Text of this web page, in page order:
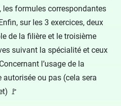
les formules correspondantes
sur les 3 exercices, deux
de la filière et le troisième
suivant la spécialité et ceux
l’usage de la
autorisée ou pas (cela sera
🚩